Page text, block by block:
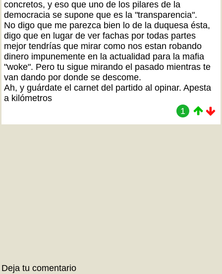
concretos, y eso que uno de los pilares de la
democracia se supone que es la "transparencia".
No digo que me parezca bien lo de la duquesa ésta,
digo que en lugar de ver fachas por todas partes
mejor tendrías que mirar como nos estan robando
dinero impunemente en la actualidad para la mafia
"woke". Pero tu sigue mirando el pasado mientras te
van dando por donde se descome.
Ah, y guárdate el carnet del partido al opinar. Apesta
a kilómetros
1
Deja tu comentario